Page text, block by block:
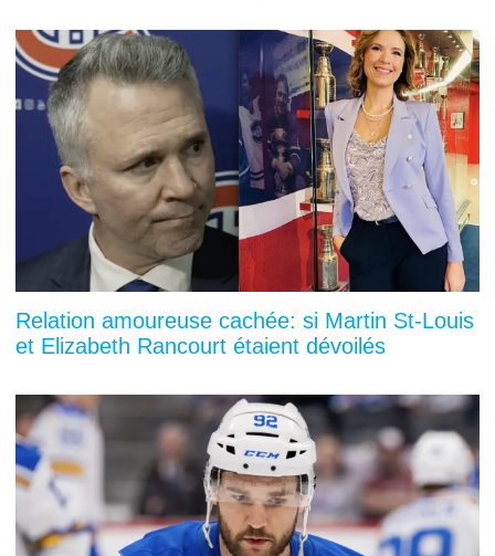
Relation amoureuse cachée: si Martin St-Louis
et Elizabeth Rancourt étaient dévoilés